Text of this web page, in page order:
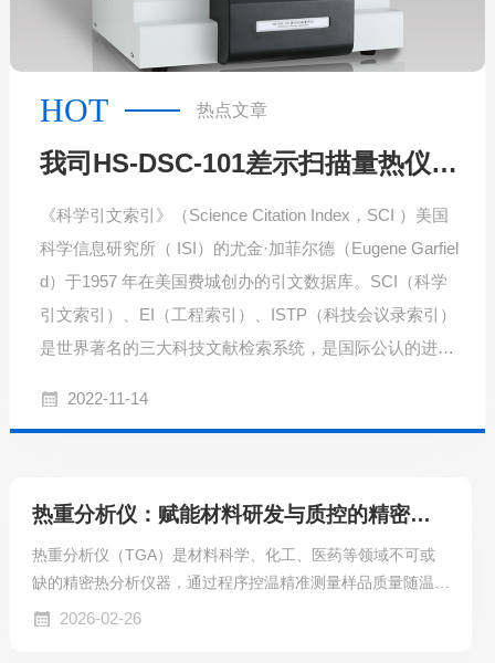
HOT 热点文章
我司HS-DSC-101差示扫描量热仪两次出现在SCI论文
《科学引文索引》（Science Citation Index，SCI ）美国
科学信息研究所（ ISI）的尤金·加菲尔德（Eugene Garfiel
d）于1957 年在美国费城创办的引文数据库。SCI（科学
引文索引）、EI（工程索引）、ISTP（科技会议录索引）
是世界著名的三大科技文献检索系统，是国际公认的进行
2022-11-14
热重分析仪：赋能材料研发与质控的精密检测利器
热重分析仪（TGA）是材料科学、化工、医药等领域不可或
缺的精密热分析仪器，通过程序控温精准测量样品质量随温度
或时间的变化，为材料表征提供关键数据。
2026-02-26